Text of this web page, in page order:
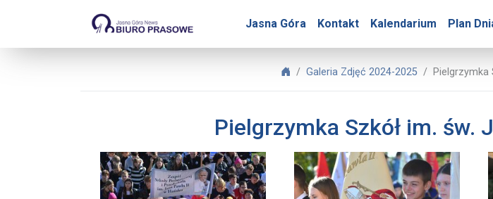
Jasna Góra Kontakt Kalendarium Plan
Biuro Prasowe Jasnej Góry –
Biuro Prasowe Jasnej Góry
Galeria Zdjęć 2024-2025 Pielgrzymka
Pielgrzymka Szkół im. św.